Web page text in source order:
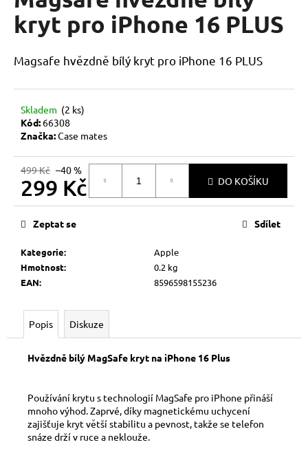
0,0
hvězdiček.
kryt pro iPhone 16 PLUS
Magsafe hvězdně bílý kryt pro iPhone 16 PLUS
Skladem (2 ks)
Kód: 66308
Značka:Case mates
499 Kč –40 %
299 Kč
Měrná
DO KOŠÍKU
Kategorie:
Apple
Hmotnost:
0.2 kg
EAN: 8596598155236
Zeptat se Sdílet
Popis Diskuze
Hvězdně bílý MagSafe kryt na iPhone 16 Plus
Používání krytu s technologií MagSafe pro iPhone přináší
mnoho výhod. Zaprvé, díky magnetickému uchycení
zajišťuje kryt větší stabilitu a pevnost, takže se telefon
snáze drží v ruce a neklouže.
a
j
í
t
?
HLEDAT
D
p
o
j